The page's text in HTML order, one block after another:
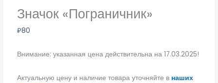
Значок «Пограничник»
₽80
Внимание: указанная цена действительна на 17.03.2025!
Актуальную цену и наличие товара уточняйте в наших